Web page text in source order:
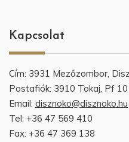
Kapcsolat
Cím: 3931 Mezőzombor,
Postafiók: 3910 Tokaj, Pf 10
Email: disznoko@disznoko.hu
Tel: +36 47 569 410
Fax: +36 47 369 138